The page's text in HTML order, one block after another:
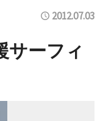
2012.07.03
サーフィ